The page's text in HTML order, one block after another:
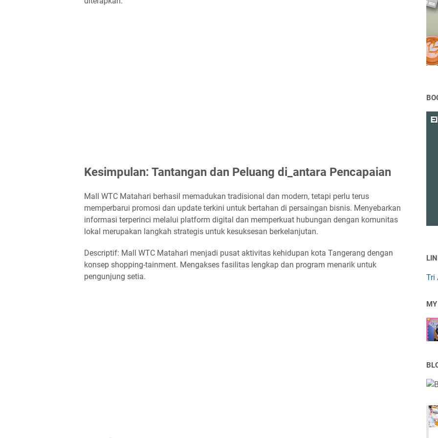
Kesimpulan: Tantangan dan Peluang di_antara Pencapaian
Mall WTC Matahari berhasil memadukan tradisional dan modern, tetapi perlu terus
memperbarui promosi dan update terkini untuk bertahan di persaingan bisnis. Menyebarkan
informasi terperinci melalui platform digital dan memperkuat hubungan dengan komunitas
lokal merupakan langkah strategis untuk kesuksesan berkelanjutan.
Descriptif: Mall WTC Matahari menjadi pusat aktivitas kehidupan kota Tangerang dengan
konsep shopping-tainment. Mengakses fasilitas lengkap dan program menarik untuk
pengunjung setia.
Tri